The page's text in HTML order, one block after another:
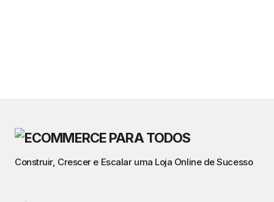
Construir, Crescer e Escalar uma Loja Online de Sucesso